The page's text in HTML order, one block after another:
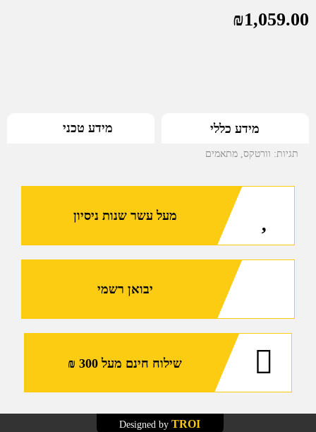
₪1,059.00
מידע כללי מידע טכני
תגיות: וורטקס מתאמים
מעל עשר שנות ניסיון
יבואן רשמי
שילוח חינם מעל 300 ₪
TROI